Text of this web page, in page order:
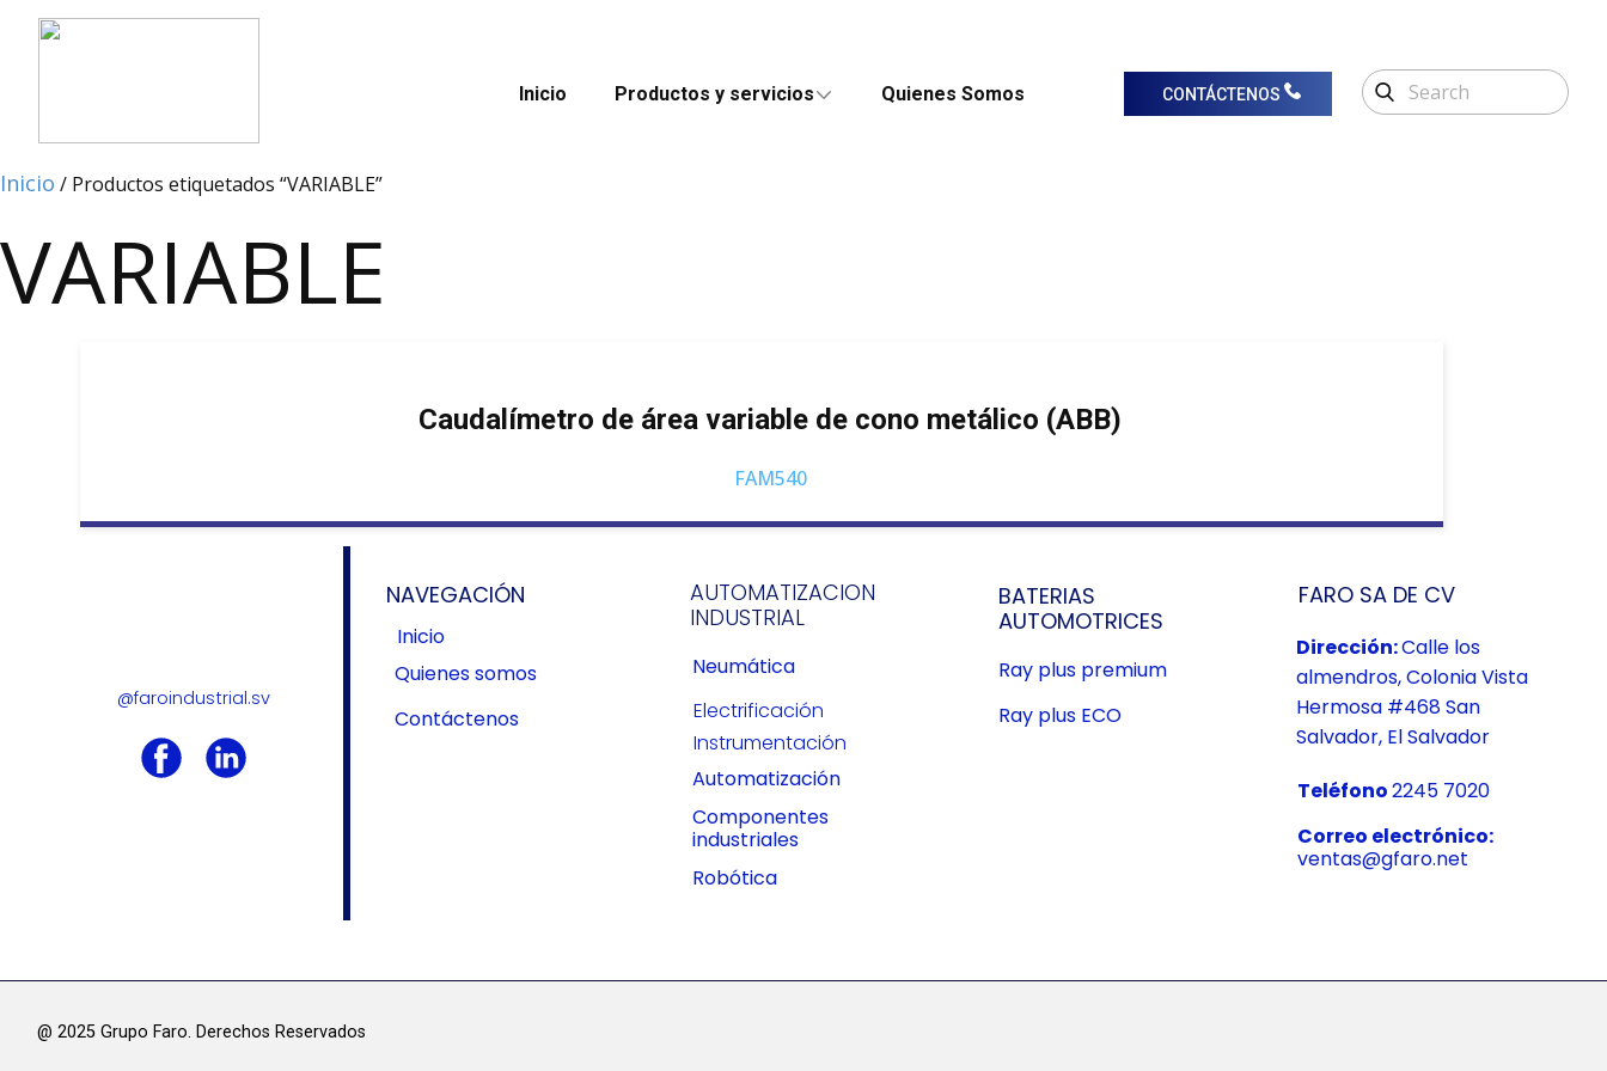
Inicio Productos y servicios Quienes Somos CONTÁCTENOS
Inicio / Productos etiquetados “VARIABLE”
VARIABLE
Caudalímetro de área variable de cono metálico (ABB)
FAM540
@faroindustrial.sv
NAVEGACIÓN
Inicio
Quienes somos
Contáctenos
AUTOMATIZACION
INDUSTRIAL
Neumática
Electrificación
Instrumentación
Automatización
Componentes
industriales
Robótica
BATERIAS
AUTOMOTRICES
Ray plus premium
Ray plus ECO
FARO SA DE CV
Dirección:Calle los
almendros, Colonia Vista
Hermosa #468 San
Salvador, El Salvador
Teléfono2245 7020
Correo electrónico:
ventas@gfaro.net
@ 2025 Grupo Faro. Derechos Res​ervados